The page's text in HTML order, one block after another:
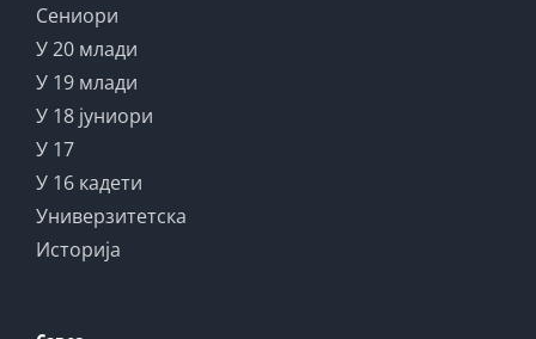
Сениори
У 20 млади
У 19 млади
У 18 јуниори
У 17
У 16 кадети
Универзитетска
Историја